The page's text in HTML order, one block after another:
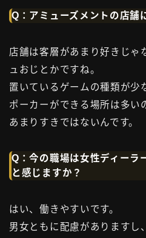
Q：アミューズメントの店舗
店舗は客層があまり好きじゃ
ュおじとかですね。
置いているゲームの種類が少
ポーカーができる場所は多い
あまりすきではないんです。
Q：今の職場は女性ディーラ
と感じますか？
はい、働きやすいです。
男女ともに配慮がありますし